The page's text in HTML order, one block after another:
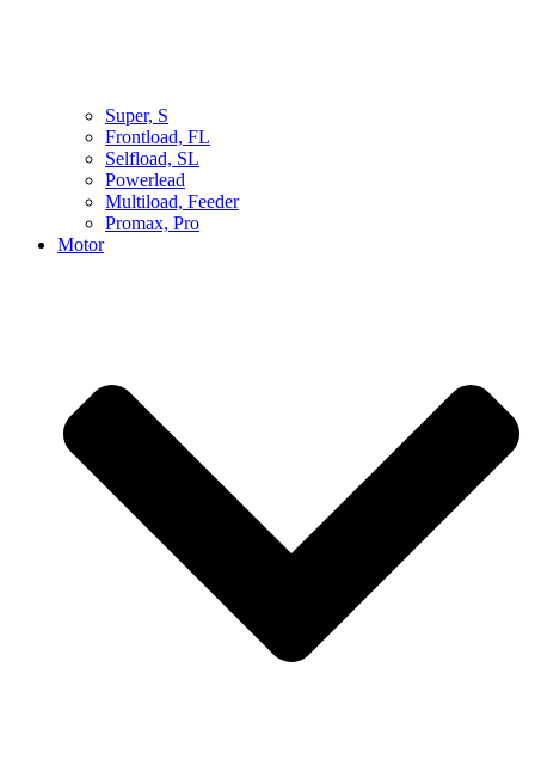
Super, S
Frontload, FL
Selfload, SL
Powerlead
Multiload, Feeder
Promax, Pro
Motor